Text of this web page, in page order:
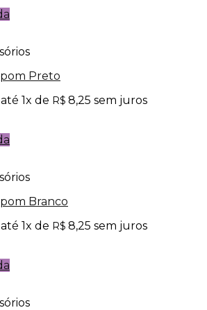
Preto
1x de R$ 8,25 sem juros
Branco
1x de R$ 8,25 sem juros